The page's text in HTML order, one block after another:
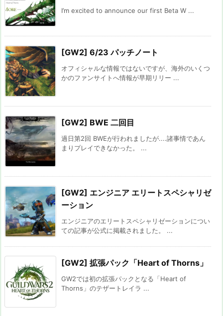
I’m excited to announce our first Beta W ...
[GW2] 6/23 パッチノート
オフィシャルな情報ではないですが、海外のいくつ
かのファンサイトへ情報が早期リリー ...
[GW2] BWE 二回目
過日第2回 BWEが行われましたが....諸事情であん
まりプレイできなかった。 ...
[GW2] エンジニア エリートスペシャリゼ
ーション
エンジニアのエリートスペシャリゼーションについ
ての記事が公式に掲載されました。 ...
[GW2] 拡張パック「Heart of Thorns」
GW2では初の拡張パックとなる「Heart of
Thorns」のテザートレイラ ...